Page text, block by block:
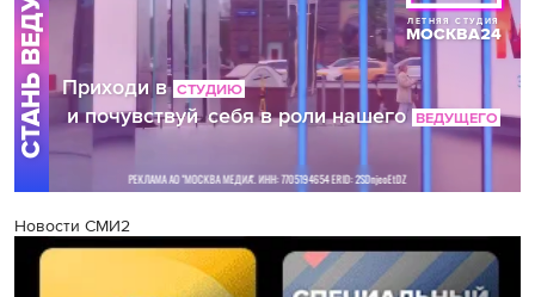
Новости СМИ2